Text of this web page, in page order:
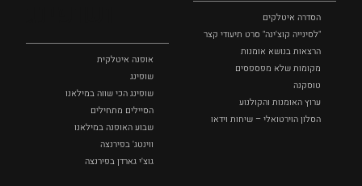
הסדרה איטלקים
"לסינייה קוצ'ינה" סרט תיעודי קצר
הרצאות בנושא אומנות
מקומות שלא מפספסים
טוסקנה
ערוץ האומנות והקולנוע
הסלון הוירטואלי – שיחות וידאו
אופנה איטלקית
שופינג
שופינג הכי שווה במילאנו
הסיילים מתחילים
שבוע האופנה במילאנו
ווינטג' בפירנצה
גוצ'י גארדן בפירנצה